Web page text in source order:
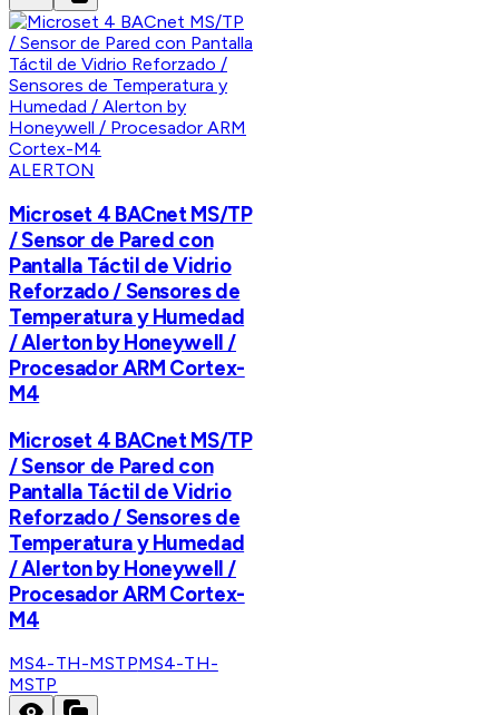
ALERTON
Microset 4 BACnet MS/TP
/ Sensor de Pared con
Pantalla Táctil de Vidrio
Reforzado / Sensores de
Temperatura y Humedad
/ Alerton by Honeywell /
Procesador ARM Cortex-
M4
Microset 4 BACnet MS/TP
/ Sensor de Pared con
Pantalla Táctil de Vidrio
Reforzado / Sensores de
Temperatura y Humedad
/ Alerton by Honeywell /
Procesador ARM Cortex-
M4
MS4-TH-MSTPMS4-TH-
MSTP